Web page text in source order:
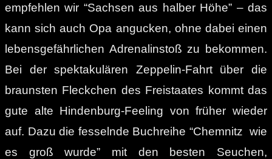
empfehlen wir “Sachsen aus halber Höhe” – das
kann sich auch Opa angucken, ohne dabei einen
lebensgefährlichen Adrenalinstoß zu bekommen.
Bei der spektakulären Zeppelin-Fahrt über die
braunsten Fleckchen des Freistaates kommt das
gute alte Hindenburg-Feeling von früher wieder
auf. Dazu die fesselnde Buchreihe “Chemnitz wie
es groß wurde” mit den besten Seuchen,